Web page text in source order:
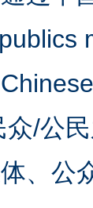
众/公
、公